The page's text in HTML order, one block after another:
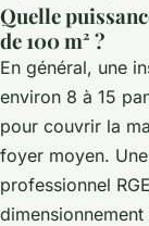
Quelle
de 100 m² ?
En général, une
environ 8 à 15
pour couvrir la
foyer moyen.
professionnel